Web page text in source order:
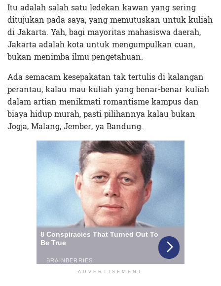
Itu adalah salah satu ledekan kawan yang sering
ditujukan pada saya, yang memutuskan untuk kuliah
di Jakarta. Yah, bagi mayoritas mahasiswa daerah,
Jakarta adalah kota untuk mengumpulkan cuan,
bukan menimba ilmu pengetahuan.
Ada semacam kesepakatan tak tertulis di kalangan
perantau, kalau mau kuliah yang benar-benar kuliah
dalam artian menikmati romantisme kampus dan
biaya hidup murah, pasti pilihannya kalau bukan
Jogja, Malang, Jember, ya Bandung.
ADVERTISEMENT